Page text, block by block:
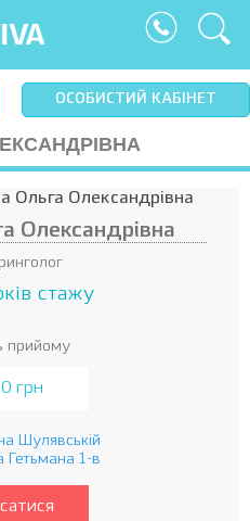
ОСОБИСТИЙ КАБІНЕТ
Олександрівна
стажу
прийому
грн
Шулявській
Гетьмана 1-в